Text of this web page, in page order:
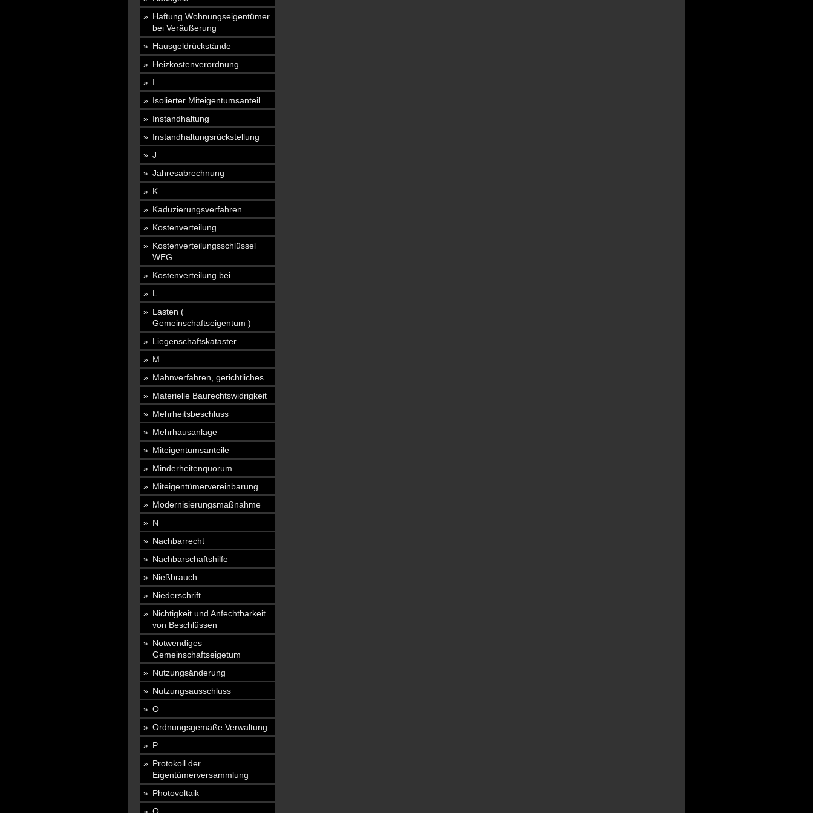
Haftung Wohnungseigentümer
bei Veräußerung
Hausgeldrückstände
Heizkostenverordnung
I
Isolierter Miteigentumsanteil
Instandhaltung
Instandhaltungsrückstellung
J
Jahresabrechnung
K
Kaduzierungsverfahren
Kostenverteilung
Kostenverteilungsschlüssel
WEG
Kostenverteilung bei...
L
Lasten (
Gemeinschaftseigentum )
Liegenschaftskataster
M
Mahnverfahren, gerichtliches
Materielle Baurechtswidrigkeit
Mehrheitsbeschluss
Mehrhausanlage
Miteigentumsanteile
Minderheitenquorum
Miteigentümervereinbarung
Modernisierungsmaßnahme
N
Nachbarrecht
Nachbarschaftshilfe
Nießbrauch
Niederschrift
Nichtigkeit und Anfechtbarkeit
von Beschlüssen
Notwendiges
Gemeinschaftseigetum
Nutzungsänderung
Nutzungsausschluss
O
Ordnungsgemäße Verwaltung
P
Protokoll der
Eigentümerversammlung
Photovoltaik